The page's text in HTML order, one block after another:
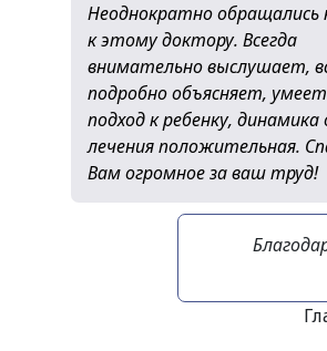
Неоднократно обращались
к этому доктору. Всегда
внимательно выслушает,
подробно объясняет,
подход к ребенку,
лечения положительная.
Вам огромное за ваш труд!